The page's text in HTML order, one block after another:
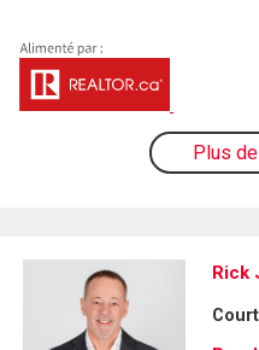
Plus
Rick